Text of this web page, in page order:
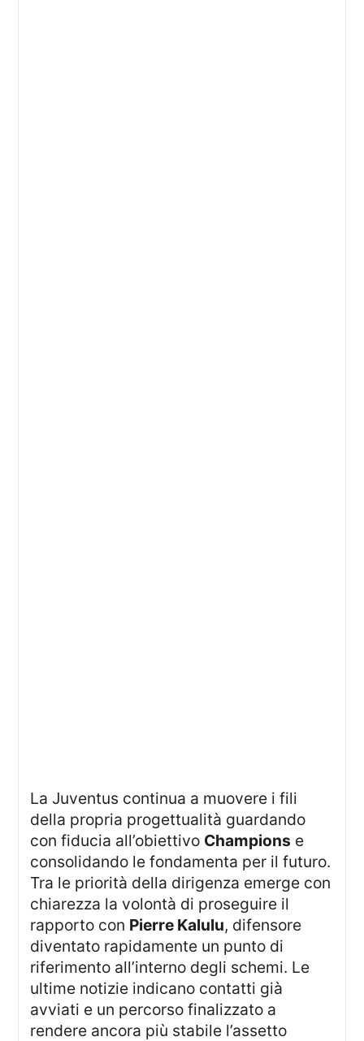
La Juventus continua a muovere i fili
della propria progettualità guardando
con fiducia all’obiettivo Champions e
consolidando le fondamenta per il futuro.
Tra le priorità della dirigenza emerge con
chiarezza la volontà di proseguire il
rapporto con Pierre Kalulu, difensore
diventato rapidamente un punto di
riferimento all’interno degli schemi. Le
ultime notizie indicano contatti già
avviati e un percorso finalizzato a
rendere ancora più stabile l’assetto